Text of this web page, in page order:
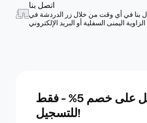
اتصل بنا
بنا في أي وقت من خلال زر الدردشة في
احصل على خصم 5% - فقط
للتسجيل!